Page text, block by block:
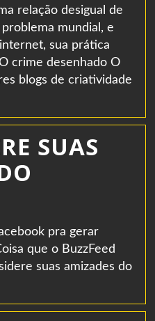
relação desigual de
mundial, e
sua prática
crime desenhado O
blogs de criatividade
SUAS
pra gerar
que o BuzzFeed
suas amizades do